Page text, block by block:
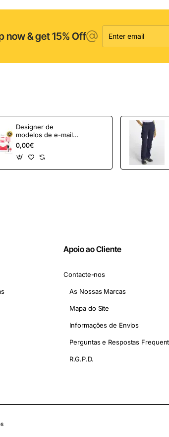
now & get 15% Off
Enter
email
Designer de
modelos de e-mail
OpenCart e
ferramentas de
marketing
0,00€
Apoio ao Cliente
Contacte-nos
As Nossas Marcas
Mapa do Site
Informações de Envios
R.G.P.D.